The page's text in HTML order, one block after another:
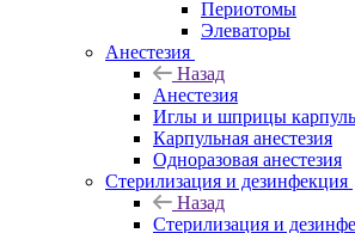
Периотомы
Элеваторы
Анестезия
Назад
Анестезия
Иглы и шприцы
Карпульная анестезия
Одноразовая анестезия
Стерилизация и дезинфекция
Назад
Стерилизация и